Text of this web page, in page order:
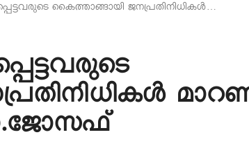
കൈത്താങ്ങായി ജനപ്രതിനിധികൾ…